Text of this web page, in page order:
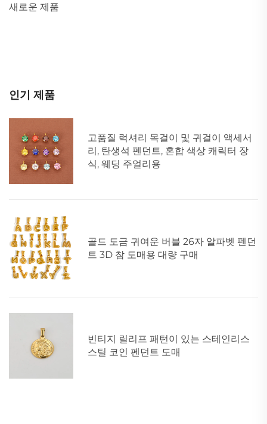
새로운 제품
인기 제품
고품질 럭셔리 목걸이 및 귀걸이 액세서
리, 탄생석 펜던트, 혼합 색상 캐릭터 장
식, 웨딩 주얼리용
골드 도금 귀여운 버블 26자 알파벳 펜던
트 3D 참 도매용 대량 구매
빈티지 릴리프 패턴이 있는 스테인리스
스틸 코인 펜던트 도매